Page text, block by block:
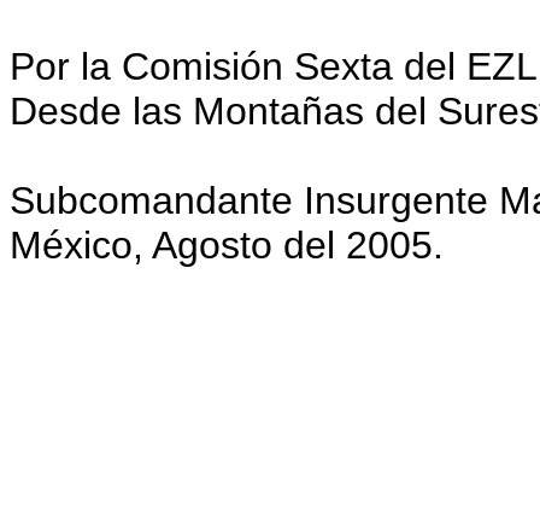
Por la Comisión Sexta del
Desde las Montañas del
Subcomandante Insurgente
México, Agosto del 2005.